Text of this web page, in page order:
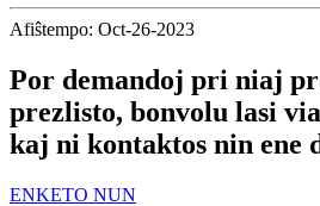
Afiŝtempo: Oct-26-2023
Por demandoj pri niaj
prezlisto, bonvolu lasi
kaj ni kontaktos nin ene
ENKETO NUN